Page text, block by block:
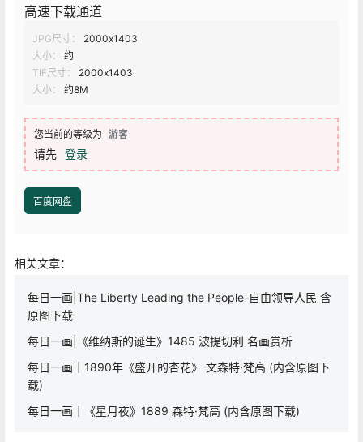
高速下载通道
JPG尺寸：
2000x1403
大小：
约
TIF尺寸：
2000x1403
大小：
约8M
您当前的等级为 游客
请先 登录
百度网盘
相关文章：
每日一画|The Liberty Leading the People-自由领导人民 含
原图下载
每日一画|《维纳斯的诞生》1485 波提切利 名画赏析
每日一画｜1890年《盛开的杏花》 文森特·梵高 (内含原图下
载)
每日一画｜《星月夜》1889 森特·梵高 (内含原图下载)